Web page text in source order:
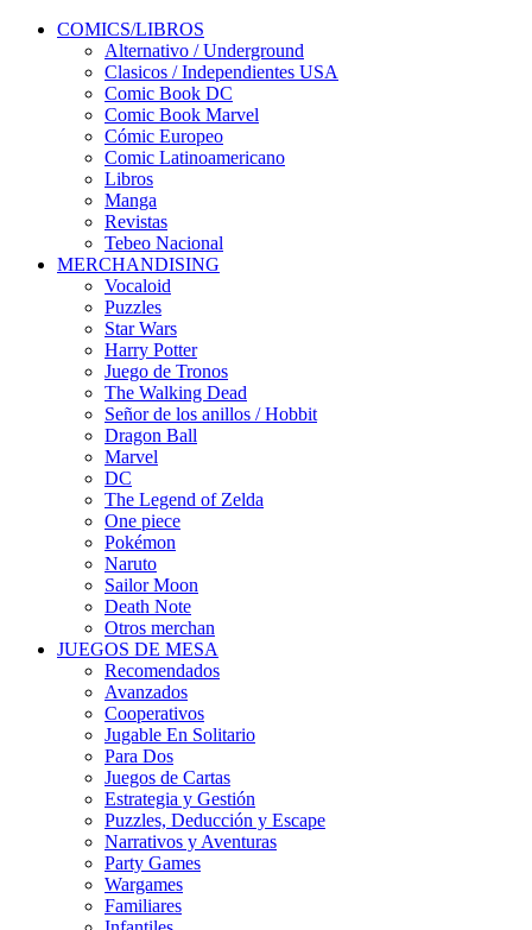
COMICS/LIBROS
Alternativo / Underground
Clasicos / Independientes USA
Comic Book DC
Comic Book Marvel
Cómic Europeo
Comic Latinoamericano
Libros
Manga
Revistas
Tebeo Nacional
MERCHANDISING
Vocaloid
Puzzles
Star Wars
Harry Potter
Juego de Tronos
The Walking Dead
Señor de los anillos / Hobbit
Dragon Ball
Marvel
DC
The Legend of Zelda
One piece
Pokémon
Naruto
Sailor Moon
Death Note
Otros merchan
JUEGOS DE MESA
Recomendados
Avanzados
Cooperativos
Jugable En Solitario
Para Dos
Juegos de Cartas
Estrategia y Gestión
Puzzles, Deducción y Escape
Narrativos y Aventuras
Party Games
Wargames
Familiares